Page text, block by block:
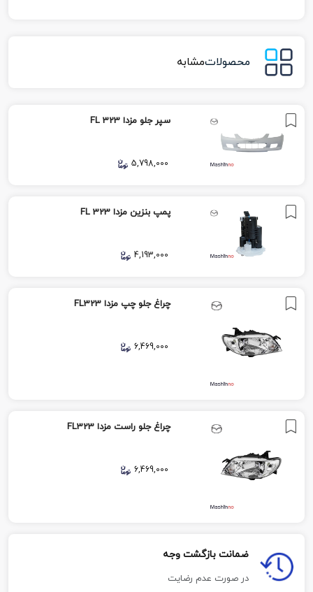
محصولاتمشابه
سپر جلو مزدا 323 FL
5,798,000
پمپ بنزین مزدا 323 FL
4,193,000
چراغ جلو چپ مزدا FL323
6,469,000
چراغ جلو راست مزدا FL323
6,469,000
ضمانت بازگشت وجه
در صورت عدم رضایت